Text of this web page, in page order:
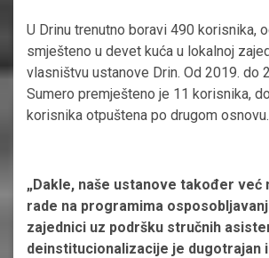
U Drinu trenutno boravi 490 korisnika,
smješteno u devet kuća u lokalnoj
vlasništvu ustanove Drin. Od 2019. do
Sumero premješteno je 11 korisnika,
korisnika otpuštena po drugom osnovu.
„Dakle, naše ustanove također već
rade na programima
zajednici uz podršku stručnih
deinstitucionalizacije je dugotrajan